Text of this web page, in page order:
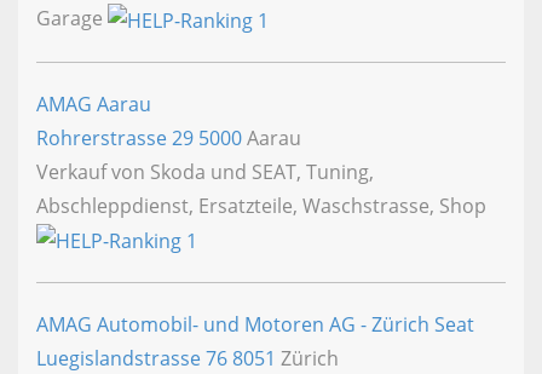
Garage
AMAG Aarau
Rohrerstrasse 29 5000Aarau
Verkauf von Skoda und SEAT, Tuning,
Abschleppdienst, Ersatzteile, Waschstrasse, Shop
AMAG Automobil- und Motoren AG - Zürich Seat
Luegislandstrasse 768051 Zürich